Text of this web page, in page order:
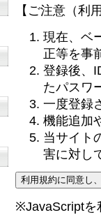
【ご注意（利
現在、ベ
正等を事
登録後、
たパスワ
一度登録
機能追加
当サイト
害に対し
※JavaScriptを